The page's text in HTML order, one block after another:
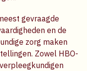
gevraagde
en de
zorg maken
Zowel HBO-